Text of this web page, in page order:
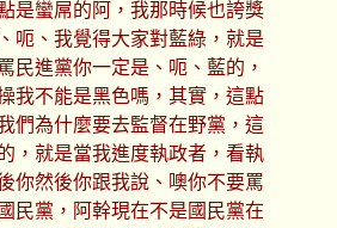
是蠻屌的阿，我那時候也誇獎
呃、我覺得大家對藍綠，就是
民進黨你一定是、呃、藍的，
我不能是黑色嗎，其實，這點
們為什麼要去監督在野黨，這
，就是當我進度執政者，看執
你然後你跟我說、噢你不要罵
民黨，阿幹現在不是國民黨在